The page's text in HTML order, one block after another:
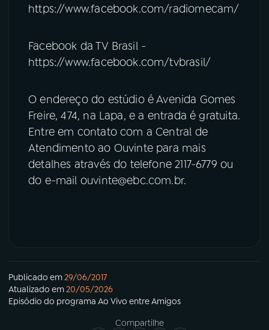
https://www.facebook.com/radiomecam/
Facebook da TV Brasil -
https://www.facebook.com/tvbrasil/
O endereço do estúdio é Avenida Gomes
Freire, 474, na Lapa, e a entrada é gratuita.
Entre em contato com a Central de
Atendimento ao Ouvinte para mais
detalhes através do telefone 2117-6779 ou
do e-mail ouvinte@ebc.com.br.
Publicado em29/06/2017
Atualizado em20/05/2026
Episódio do programa Ao Vivo entre Amigos
Compartilhe